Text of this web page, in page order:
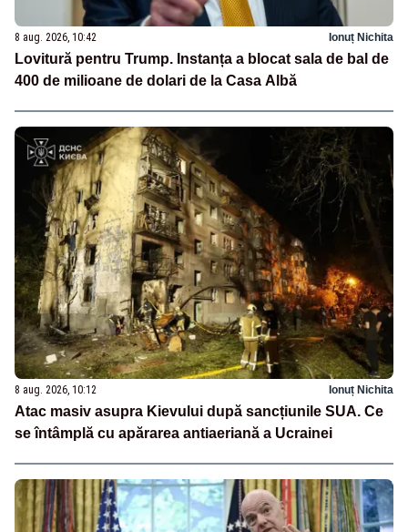
8 aug. 2026, 10:42 Ionuț Nichita
Lovitură pentru Trump. Instanța a blocat sala de bal de
400 de milioane de dolari de la Casa Albă
8 aug. 2026, 10:12 Ionuț Nichita
Atac masiv asupra Kievului după sancțiunile SUA. Ce
se întâmplă cu apărarea antiaeriană a Ucrainei